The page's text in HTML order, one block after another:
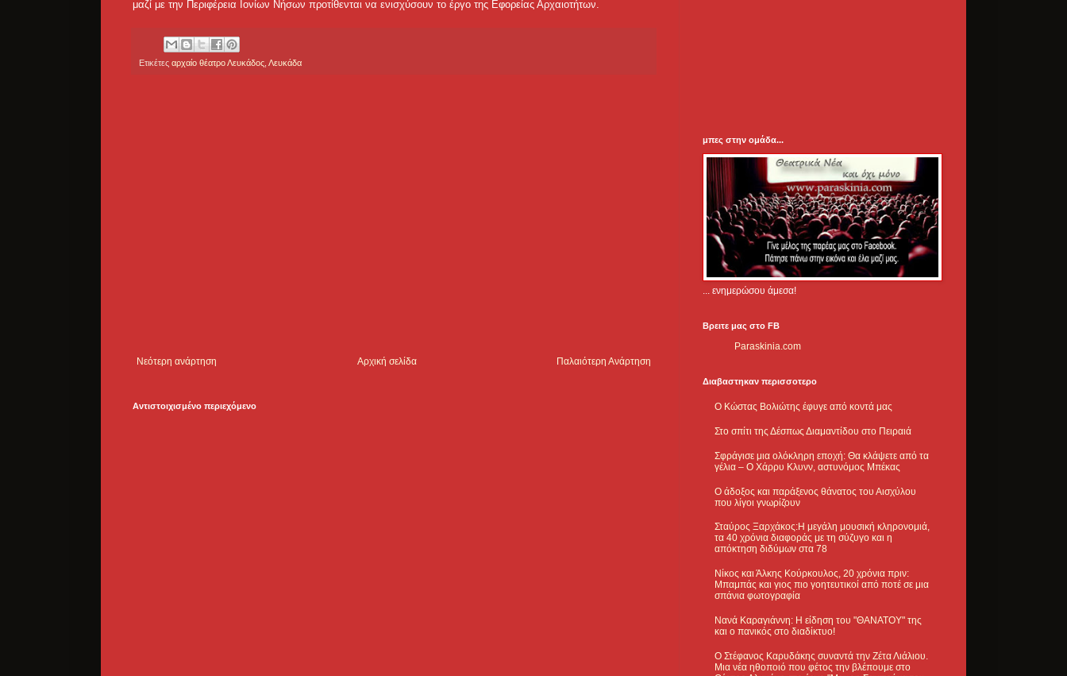
μαζί με την Περιφέρεια Ιονίων Νήσων προτίθενται να ενισχύσουν το έργο της Εφορείας Αρχαιοτήτων.
Ετικέτες αρχαίο θέατρο Λευκάδος Λευκάδα
Νεότερη ανάρτηση Παλαιότερη Ανάρτηση
Αρχική σελίδα
Αντιστοιχισμένο περιεχόμενο
μπες στην ομάδα...
... ενημερώσου άμεσα!
Βρειτε μας στο FB
Paraskinia.com
Διαβαστηκαν περισσοτερο
Ο Κώστας Βολιώτης έφυγε από κοντά μας
Στο σπίτι της Δέσπως Διαμαντίδου στο Πειραιά
Σφράγισε μια ολόκληρη εποχή: Θα κλάψετε από τα
γέλια – Ο Χάρρυ Κλυνν, αστυνόμος Μπέκας
Ο άδοξος και παράξενος θάνατος του Αισχύλου
που λίγοι γνωρίζουν
Σταύρος Ξαρχάκος:Η μεγάλη μουσική κληρονομιά,
τα 40 χρόνια διαφοράς με τη σύζυγο και η
απόκτηση διδύμων στα 78
Νίκος και Άλκης Κούρκουλος, 20 χρόνια πριν:
Μπαμπάς και γιος πιο γοητευτικοί από ποτέ σε μια
σπάνια φωτογραφία
Νανά Καραγιάννη: Η είδηση του "ΘΑΝΑΤΟΥ" της
και ο πανικός στο διαδίκτυο!
Ο Στέφανος Καρυδάκης συναντά την Ζέτα Λιάλιου.
Μια νέα ηθοποιό που φέτος την βλέπουμε στο